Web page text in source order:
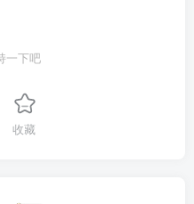
一下吧
收藏